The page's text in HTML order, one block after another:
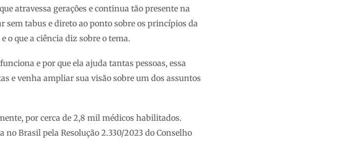
atravessa gerações e continua tão presente na
sem tabus e direto ao ponto sobre os princípios da
o que a ciência diz sobre o tema.
e por que ela ajuda tantas pessoas, essa
e venha ampliar sua visão sobre um dos assuntos
por cerca de 2,8 mil médicos habilitados.
no Brasil pela Resolução 2.330/2023 do Conselho